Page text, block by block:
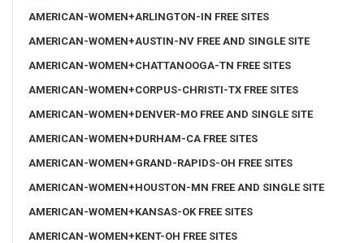
AMERICAN-WOMEN+ARLINGTON-IN FREE SITES
AMERICAN-WOMEN+AUSTIN-NV FREE AND SINGLE SITE
AMERICAN-WOMEN+CHATTANOOGA-TN FREE SITES
AMERICAN-WOMEN+CORPUS-CHRISTI-TX FREE SITES
AMERICAN-WOMEN+DENVER-MO FREE AND SINGLE SITE
AMERICAN-WOMEN+DURHAM-CA FREE SITES
AMERICAN-WOMEN+GRAND-RAPIDS-OH FREE SITES
AMERICAN-WOMEN+HOUSTON-MN FREE AND SINGLE SITE
AMERICAN-WOMEN+KANSAS-OK FREE SITES
AMERICAN-WOMEN+KENT-OH FREE SITES